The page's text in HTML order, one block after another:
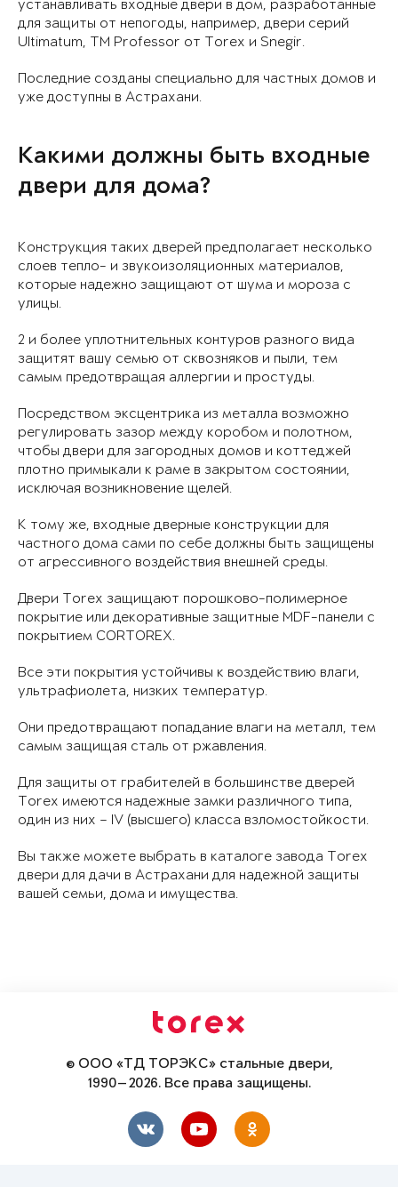
устанавливать входные двери в дом, разработанные
для защиты от непогоды, например, двери серий
Ultimatum, ТМ Professor от Torex и Snegir.
Последние созданы специально для частных домов и
уже доступны в Астрахани.
Какими должны быть входные
двери для дома?
Конструкция таких дверей предполагает несколько
слоев тепло- и звукоизоляционных материалов,
которые надежно защищают от шума и мороза с
улицы.
2 и более уплотнительных контуров разного вида
защитят вашу семью от сквозняков и пыли, тем
самым предотвращая аллергии и простуды.
Посредством эксцентрика из металла возможно
регулировать зазор между коробом и полотном,
чтобы двери для загородных домов и коттеджей
плотно примыкали к раме в закрытом состоянии,
исключая возникновение щелей.
К тому же, входные дверные конструкции для
частного дома сами по себе должны быть защищены
от агрессивного воздействия внешней среды.
Двери Torex защищают порошково-полимерное
покрытие или декоративные защитные MDF-панели с
покрытием CORTOREX.
Все эти покрытия устойчивы к воздействию влаги,
ультрафиолета, низких температур.
Они предотвращают попадание влаги на металл, тем
самым защищая сталь от ржавления.
Для защиты от грабителей в большинстве дверей
Torex имеются надежные замки различного типа,
один из них – IV (высшего) класса взломостойкости.
Вы также можете выбрать в каталоге завода Torex
двери для дачи в Астрахани для надежной защиты
вашей семьи, дома и имущества.
© ООО «ТД ТОРЭКС» стальные двери,
1990—2026. Все права защищены.